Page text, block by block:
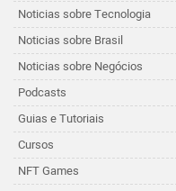
Noticias sobre Tecnologia
Noticias sobre Brasil
Noticias sobre Negócios
Podcasts
Guias e Tutoriais
Cursos
NFT Games